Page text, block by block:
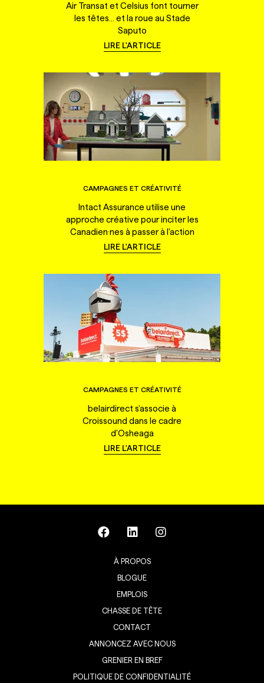
Air Transat et Celsius font tourner
les têtes... et la roue au Stade
Saputo
LIRE L'ARTICLE
CAMPAGNES ET CRÉATIVITÉ
Intact Assurance utilise une
approche créative pour inciter les
Canadien·nes à passer à l'action
LIRE L'ARTICLE
CAMPAGNES ET CRÉATIVITÉ
belairdirect s'associe à
Croissound dans le cadre
d'Osheaga
LIRE L'ARTICLE
À PROPOS
BLOGUE
EMPLOIS
CHASSE DE TÊTE
CONTACT
ANNONCEZ AVEC NOUS
GRENIER EN BREF
POLITIQUE DE CONFIDENTIALITÉ